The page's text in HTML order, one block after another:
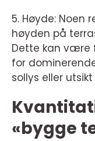
5. Høyde: Noen
høyden på
Dette kan være
for
sollys eller
«bygge